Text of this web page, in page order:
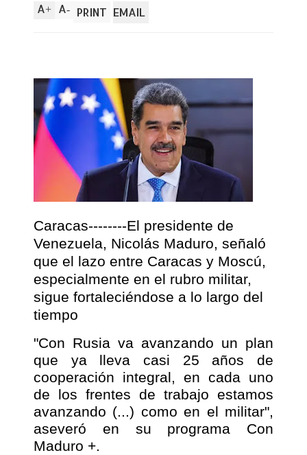
A+ A- PRINT EMAIL
Caracas--------El presidente de
Venezuela, Nicolás Maduro, señaló
que el lazo entre Caracas y Moscú,
especialmente en el rubro militar,
sigue fortaleciéndose a lo largo del
tiempo
"Con Rusia va avanzando un plan
que ya lleva casi 25 años de
cooperación integral, en cada uno
de los frentes de trabajo estamos
avanzando (...) como en el militar",
aseveró en su programa Con
Maduro +.